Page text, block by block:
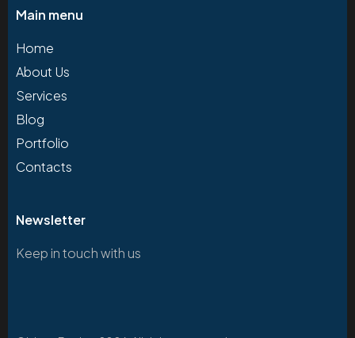
Main menu
Home
About Us
Services
Blog
Portfolio
Contacts
Newsletter
Keep in touch with us